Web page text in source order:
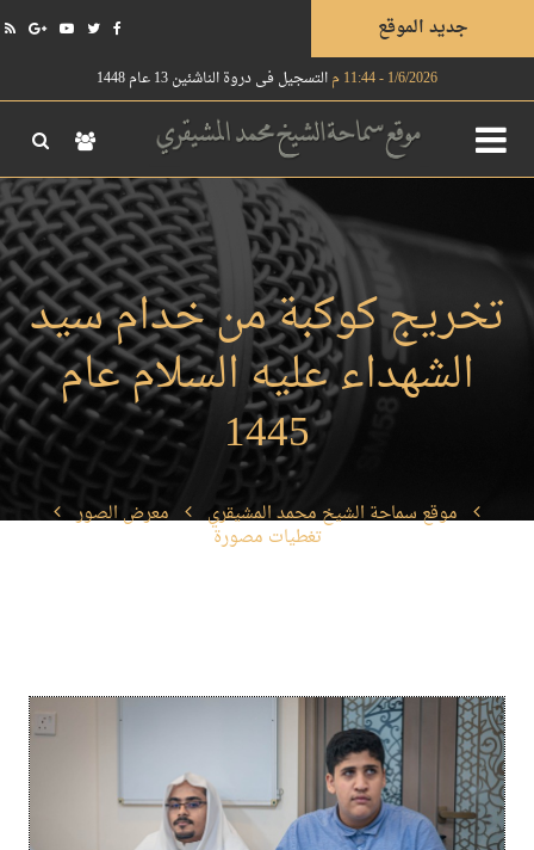
جديد الموقع
1/6/2026 - 11:44 م التسجيل في دروة الناشئين 13 عام 1448
تخريج كوكبة من خدام سيد
الشهداء عليه السلام عام
1445
موقع سماحة الشيخ محمد المشيقري معرض الصور
تغطيات مصورة